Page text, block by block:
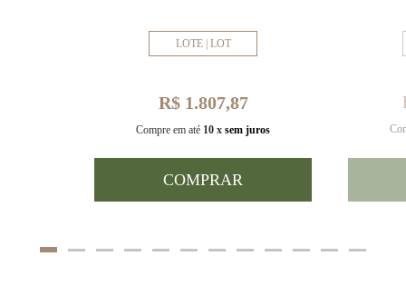
LOTE | LOT
R$ 1.807,87
Compre em até 10 x sem juros
COMPRAR